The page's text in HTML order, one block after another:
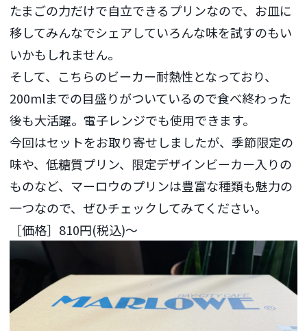
たまごの力だけで自立できるプリンなので、お皿に
移してみんなでシェアしていろんな味を試すのもい
いかもしれません。
そして、こちらのビーカー耐熱性となっており、
200mlまでの目盛りがついているので食べ終わった
後も大活躍。電子レンジでも使用できます。
今回はセットをお取り寄せしましたが、季節限定の
味や、低糖質プリン、限定デザインビーカー入りの
ものなど、マーロウのプリンは豊富な種類も魅力の
一つなので、ぜひチェックしてみてください。
［価格］810円(税込)～